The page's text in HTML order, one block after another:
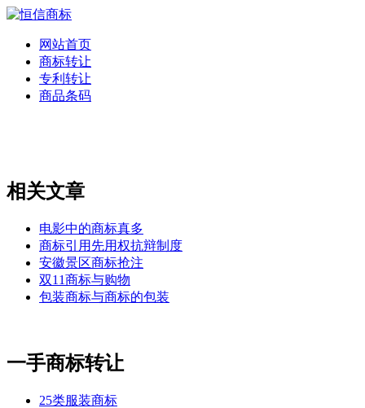
网站首页
商标转让
专利转让
商品条码
相关文章
电影中的商标真多
商标引用先用权抗辩制度
安徽景区商标抢注
双11商标与购物
包装商标与商标的包装
一手商标转让
25类服装商标